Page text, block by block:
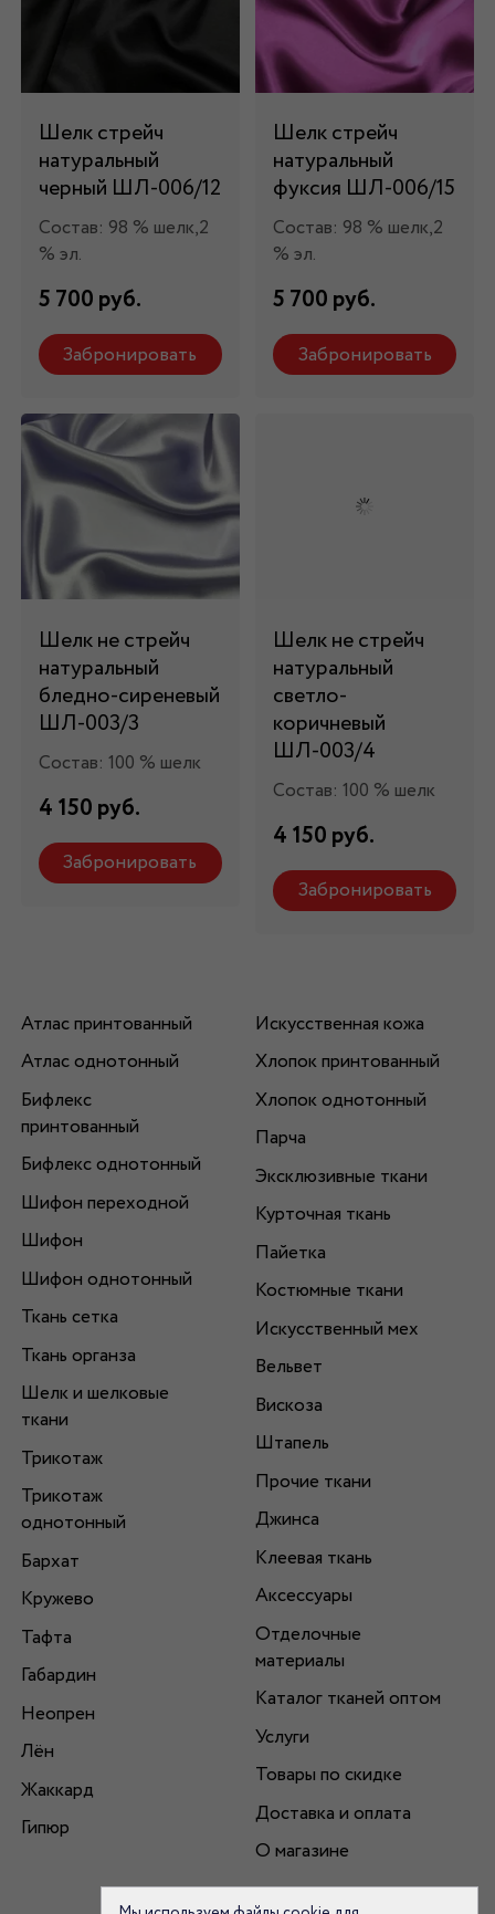
Шелк стрейч
натуральный
черный ШЛ-006/12
Состав: 98 % шелк,2
% эл.
5 700 руб.
Забронировать
Шелк стрейч
натуральный
фуксия ШЛ-006/15
Состав: 98 % шелк,2
% эл.
5 700 руб.
Забронировать
Шелк не стрейч
натуральный
бледно-сиреневый
ШЛ-003/3
Состав: 100 % шелк
4 150 руб.
Забронировать
Шелк не стрейч
натуральный
светло-
коричневый
ШЛ-003/4
Состав: 100 % шелк
4 150 руб.
Забронировать
Атлас принтованный
Атлас однотонный
Бифлекс
принтованный
Бифлекс однотонный
Шифон переходной
Шифон
Шифон однотонный
Ткань сетка
Ткань органза
Шелк и шелковые
ткани
Трикотаж
Трикотаж
однотонный
Бархат
Кружево
Тафта
Габардин
Неопрен
Лён
Жаккард
Гипюр
Искусственная кожа
Хлопок принтованный
Хлопок однотонный
Парча
Эксклюзивные ткани
Курточная ткань
Пайетка
Костюмные ткани
Искусственный мех
Вельвет
Вискоза
Штапель
Прочие ткани
Джинса
Клеевая ткань
Аксессуары
Отделочные
материалы
Каталог тканей оптом
Услуги
Товары по скидке
Доставка и оплата
О магазине